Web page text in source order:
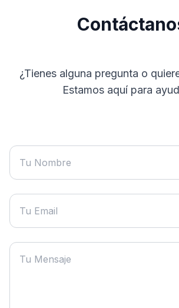
¿Tienes alguna pregunta o
Estamos aquí para